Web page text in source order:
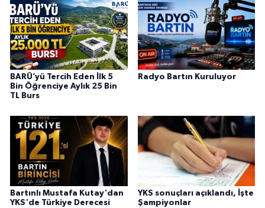
BARÜ’yü Tercih Eden İlk 5
Bin Öğrenciye Aylık 25 Bin
TL Burs
Radyo Bartın Kuruluyor
Bartınlı Mustafa Kutay'dan
YKS'de Türkiye Derecesi
YKS sonuçları açıklandı, İşte
Şampiyonlar